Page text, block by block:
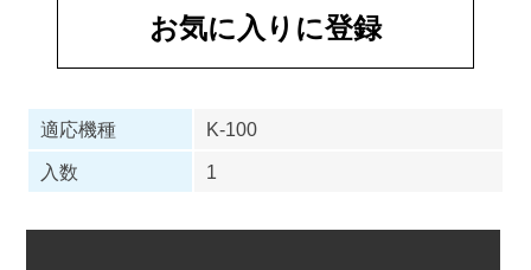
お気に入りに登録
適応機種
K-100
入数
1